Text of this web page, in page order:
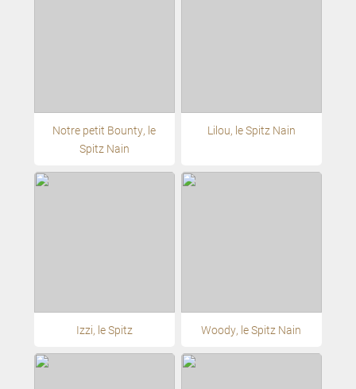
Notre petit Bounty, le
Spitz Nain
Lilou, le Spitz Nain
Izzi, le Spitz Woody, le Spitz Nain